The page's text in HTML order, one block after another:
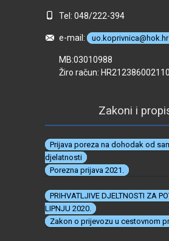
Tel: 048/222-394
e-mail: uo.koprivnica@hok.hr
MB:03010988
Žiro račun:
Zakoni i
Prijava poreza na dohodak od
djelatnosti
Porezna prijava 2021.
PRIHVATLJIVE DJELTNOSTI ZA
LIPNJU 2020.
Zakon o prijevozu u cestovnom